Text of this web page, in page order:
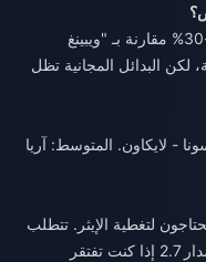
يزيد "ثوت بوب" مساهمة الفريق بنسبة 25-30% مقارنة بـ "ويبينغ
لكن البدائل المجانية تظل
- لايكاون. المتوسط: آريا
لتغطية الإيثر. تتطلب
جمع أقراص درايف واحتمال M1. انتظر الإصدار 2.7 إذا كنت تفتقر